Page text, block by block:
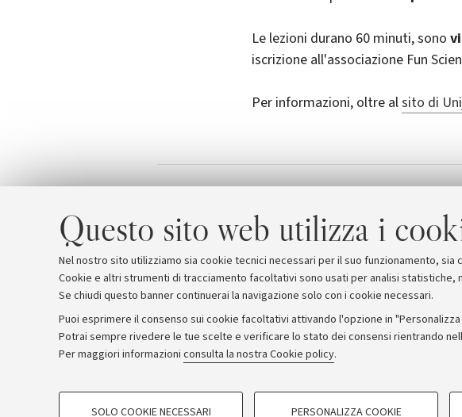
Questo sito web utilizza i
Nel nostro sito utilizziamo sia cookie tecnici necessari per il suo funzionamento,
Cookie e altri strumenti di tracciamento facoltativi sono usati per analisi
Se chiudi questo banner continuerai la navigazione solo con i cookie necessari.
Puoi esprimere il consenso sui cookie facoltativi attivando l'opzione in
Potrai sempre rivedere le tue scelte e verificare lo stato dei consensi rientrando
Per maggiori informazioni consulta la nostra Cookie policy.
COOKIE DI PROFILAZIONE - FACOLTATIVI
SOLO COOKIE NECESSARI PERSONALIZZA COOKIE
Le lezioni durano 60 minuti, sono
iscrizione all'associazione Fun
Per informazioni, oltre alsito di
Allegati
Archivio Comunicati stampa Redazione Rassegna stampa
© Copyright 2026 - ALMA MATER STUDIORUM -